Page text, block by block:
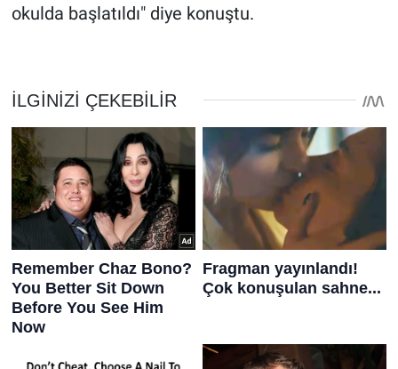
okulda başlatıldı" diye konuştu.